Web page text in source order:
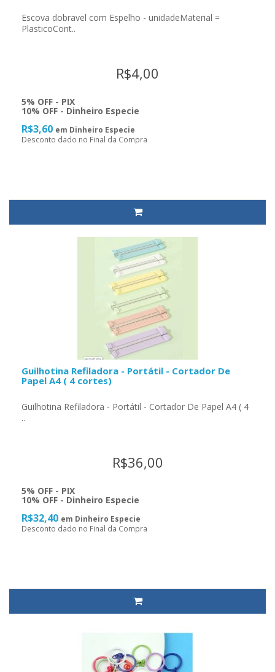
Escova dobravel com Espelho - unidadeMaterial =
PlasticoCont..
R$4,00
5% OFF - PIX
10% OFF - Dinheiro Especie
R$3,60 em Dinheiro Especie
Desconto dado no Final da Compra
Guilhotina Refiladora - Portátil - Cortador De
Papel A4 ( 4 cortes)
Guilhotina Refiladora - Portátil - Cortador De Papel A4 ( 4
..
R$36,00
5% OFF - PIX
10% OFF - Dinheiro Especie
R$32,40 em Dinheiro Especie
Desconto dado no Final da Compra